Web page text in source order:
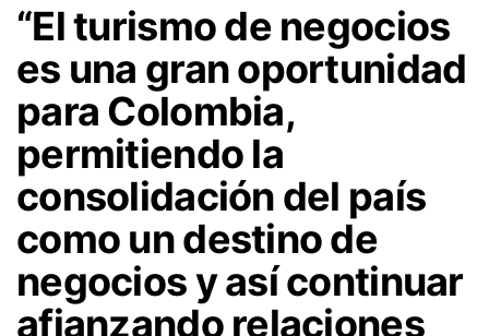
“El turismo de negocios
es una gran oportunidad
para Colombia,
permitiendo la
consolidación del país
como un destino de
negocios y así continuar
afianzando relaciones